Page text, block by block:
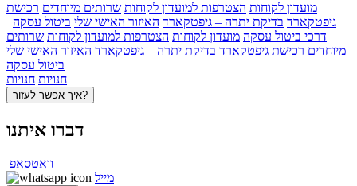
מועדון לקוחות הצטרפות למועדון לקוחות שרותים מיוחדים רכישת
גיפטקארד בדיקת יתרה – גיפטקארד האיזור האישי שלי ביטול עסקה
דרכי ביטול עסקה מועדון לקוחות הצטרפות למועדון לקוחות שרותים
מיוחדים רכישת גיפטקארד בדיקת יתרה – גיפטקארד האיזור האישי שלי
ביטול עסקה
חנויות חנויות
איך אפשר לעזור?
דברו איתנו
וואטסאפ
מייל